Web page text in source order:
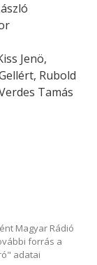
Jenö,
Rubold
Tamás
Magyar Rádió
forrás a
adatai